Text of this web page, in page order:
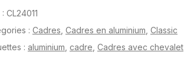
CL24011
: Cadres Cadres en aluminium Classic
: aluminium cadre Cadres avec chevalet